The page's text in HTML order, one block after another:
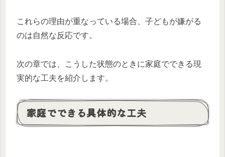
これらの理由が重なっている場合、子どもが嫌がる
のは自然な反応です。
次の章では、こうした状態のときに家庭でできる現
実的な工夫を紹介します。
家庭でできる具体的な工夫